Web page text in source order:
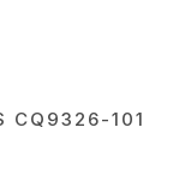
CQ9326-101